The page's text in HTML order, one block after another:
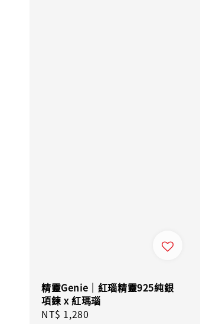
精靈Genie｜紅瑙精靈925純銀
項鍊 x 紅瑪瑙
Regular
NT$ 1,280